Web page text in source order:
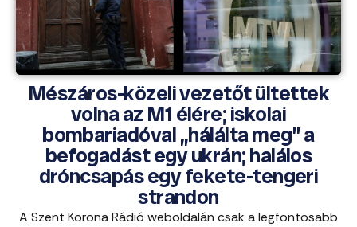
Mészáros-közeli vezetőt ültettek
volna az M1 élére; iskolai
bombariadóval „hálálta meg” a
befogadást egy ukrán; halálos
dróncsapás egy fekete-tengeri
strandon
A Szent Korona Rádió weboldalán csak a legfontosabb